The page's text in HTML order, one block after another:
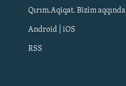
Qırım.Aqiqat. Bizim aqqında
Android | iOS
RSS